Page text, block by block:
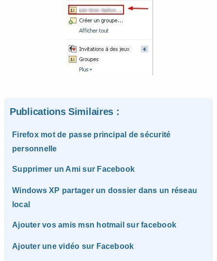
Publications Similaires :
Firefox mot de passe principal de sécurité
personnelle
Supprimer un Ami sur Facebook
Windows XP partager un dossier dans un réseau
local
Ajouter vos amis msn hotmail sur facebook
Ajouter une vidéo sur Facebook